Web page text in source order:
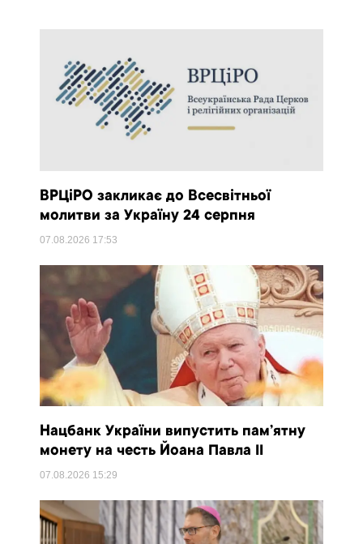
ВРЦіРО закликає до Всесвітньої
молитви за Україну 24 серпня
07.08.2026 17:53
Нацбанк України випустить пам’ятну
монету на честь Йоана Павла II
07.08.2026 15:29